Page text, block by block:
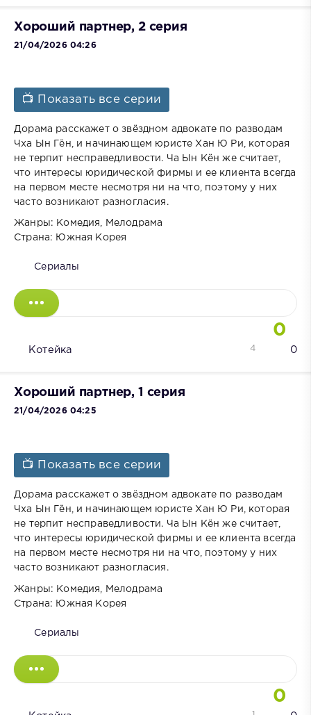
Хороший партнер, 2 серия
21/04/2026 04:26
📺 Показать все серии
Дорама расскажет о звёздном адвокате по разводам
Чха Ын Гён, и начинающем юристе Хан Ю Ри, которая
не терпит несправедливости. Ча Ын Кён же считает,
что интересы юридической фирмы и ее клиента всегда
на первом месте несмотря ни на что, поэтому у них
часто возникают разногласия.
Жанры: Комедия, Мелодрама
Страна: Южная Корея
Сериалы
0
Котейка 0
4
Хороший партнер, 1 серия
21/04/2026 04:25
📺 Показать все серии
Дорама расскажет о звёздном адвокате по разводам
Чха Ын Гён, и начинающем юристе Хан Ю Ри, которая
не терпит несправедливости. Ча Ын Кён же считает,
что интересы юридической фирмы и ее клиента всегда
на первом месте несмотря ни на что, поэтому у них
часто возникают разногласия.
Жанры: Комедия, Мелодрама
Страна: Южная Корея
Сериалы
0